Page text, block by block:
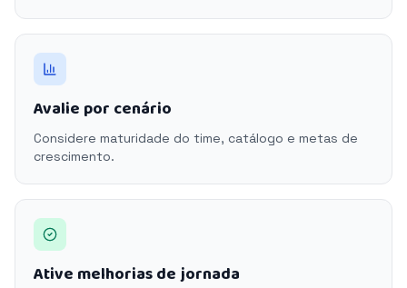
Avalie por cenário
Considere maturidade do time, catálogo e metas de
crescimento.
Ative melhorias de jornada